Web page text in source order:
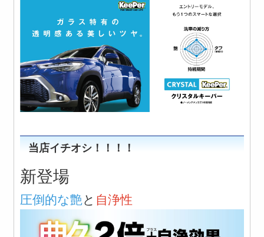
当店イチオシ！！！！
新登場
圧倒的な艶と 自浄性